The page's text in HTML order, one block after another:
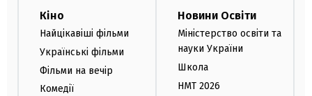
Кіно
Найцікавіші фільми
Українські фільми
Фільми на вечір
Комедії
Новини Освіти
Міністерство освіти та
науки України
Школа
НМТ 2026